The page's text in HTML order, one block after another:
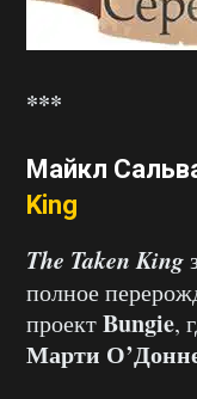
***
Майкл
King
The Taken King
полное
проектBungie,
Марти